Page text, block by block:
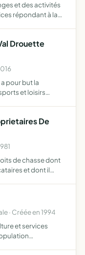
et des activités
répondant à la
Drouette
pour but la
et loisirs
De
de chasse dont
et dont il
· Créée en 1994
et services